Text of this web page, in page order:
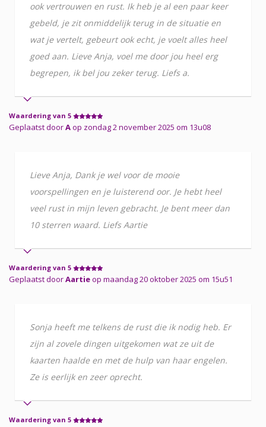
ook vertrouwen en rust. Ik heb je al een paar keer
gebeld, je zit onmiddelijk terug in de situatie en
wat je vertelt, gebeurt ook echt, je voelt alles heel
goed aan. Lieve Anja, voel me door jou heel erg
begrepen, ik bel jou zeker terug. Liefs a.
Waardering van 5
Geplaatst doorAop zondag 2 november 2025 om 13u08
Lieve Anja, Dank je wel voor de mooie
voorspellingen en je luisterend oor. Je hebt heel
veel rust in mijn leven gebracht. Je bent meer dan
10 sterren waard. Liefs Aartie
Waardering van 5
Geplaatst doorAartieop maandag 20 oktober 2025 om 15u51
Sonja heeft me telkens de rust die ik nodig heb. Er
zijn al zovele dingen uitgekomen wat ze uit de
kaarten haalde en met de hulp van haar engelen.
Ze is eerlijk en zeer oprecht.
Waardering van 5